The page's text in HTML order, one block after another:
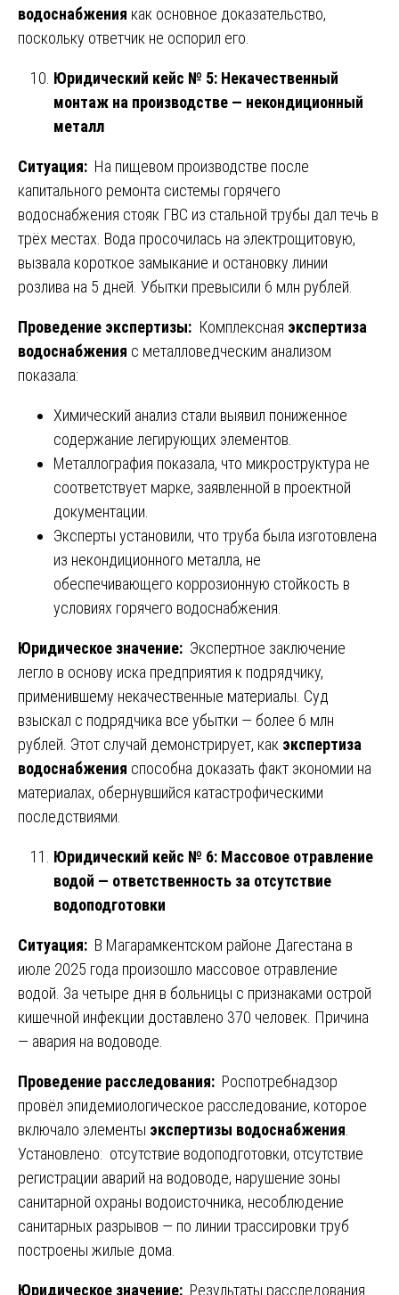
водоснабжения как основное доказательство,
поскольку ответчик не оспорил его.
Юридический кейс № 5: Некачественный
монтаж на производстве — некондиционный
металл
Ситуация: На пищевом производстве после
капитального ремонта системы горячего
водоснабжения стояк ГВС из стальной трубы дал течь в
трёх местах. Вода просочилась на электрощитовую,
вызвала короткое замыкание и остановку линии
розлива на 5 дней. Убытки превысили 6 млн рублей.
Проведение экспертизы: Комплексная экспертиза
водоснабжения с металловедческим анализом
показала:
Химический анализ стали выявил пониженное
содержание легирующих элементов.
Металлография показала, что микроструктура не
соответствует марке, заявленной в проектной
документации.
Эксперты установили, что труба была изготовлена
из некондиционного металла, не
обеспечивающего коррозионную стойкость в
условиях горячего водоснабжения.
Юридическое значение: Экспертное заключение
легло в основу иска предприятия к подрядчику,
применившему некачественные материалы. Суд
взыскал с подрядчика все убытки — более 6 млн
рублей. Этот случай демонстрирует, как экспертиза
водоснабжения способна доказать факт экономии на
материалах, обернувшийся катастрофическими
последствиями.
Юридический кейс № 6: Массовое отравление
водой — ответственность за отсутствие
водоподготовки
Ситуация: В Магарамкентском районе Дагестана в
июле 2025 года произошло массовое отравление
водой. За четыре дня в больницы с признаками острой
кишечной инфекции доставлено 370 человек. Причина
— авария на водоводе.
Проведение расследования: Роспотребнадзор
провёл эпидемиологическое расследование, которое
включало элементы экспертизы водоснабжения
Установлено: отсутствие водоподготовки, отсутствие
регистрации аварий на водоводе, нарушение зоны
санитарной охраны водоисточника, несоблюдение
санитарных разрывов — по линии трассировки труб
построены жилые дома.
Юридическое значение: Результаты расследования